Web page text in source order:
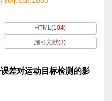
HTML(104)
施引文献(3)
差对运动目标检测的影